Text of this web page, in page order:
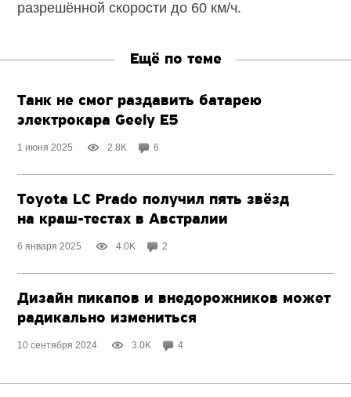
разрешённой скорости до 60 км/ч.
Ещё по теме
Танк не смог раздавить батарею
электрокара Geely E5
1 июня 2025 2.8K 6
Toyota LC Prado получил пять звёзд
на краш-тестах в Австралии
6 января 2025 4.0K 2
Дизайн пикапов и внедорожников может
радикально измениться
10 сентября 2024 3.0K 4